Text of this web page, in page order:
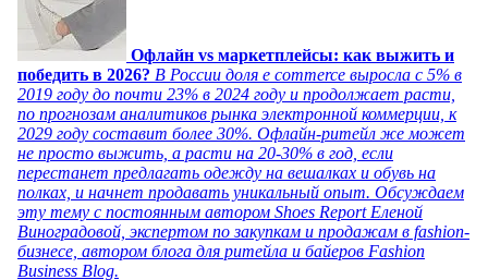
Офлайн vs маркетплейсы: как выжить и
победить в 2026? В России доля e commerce выросла с 5% в
2019 году до почти 23% в 2024 году и продолжает расти,
по прогнозам аналитиков рынка электронной коммерции, к
2029 году составит более 30%. Офлайн-ритейл же может
не просто выжить, а расти на 20-30% в год, если
перестанет предлагать одежду на вешалках и обувь на
полках, и начнет продавать уникальный опыт. Обсуждаем
эту тему с постоянным автором Shoes Report Еленой
Виноградовой, экспертом по закупкам и продажам в fashion-
бизнесе, автором блога для ритейла и байеров Fashion
Business Blog.